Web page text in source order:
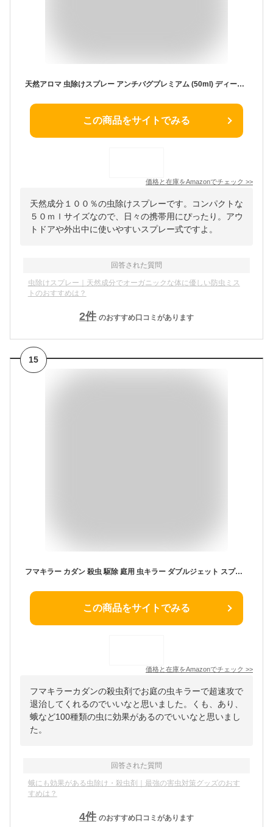
天然アロマ 虫除けスプレー アンチバグプレミアム (50ml) ディート無添加 天然成分100% ハーブ ユーカリ トコジラミ 対策 AROMIC 公式
この商品をサイトでみる
価格と在庫をAmazonでチェック >>
天然成分１００％の虫除けスプレーです。コンパクトな
５０ｍｌサイズなので、日々の携帯用にぴったり。アウ
トドアや外出中に使いやすいスプレー式ですよ。
回答された質問
虫除けスプレー｜天然成分でオーガニックな体に優しい防虫ミス
トのおすすめは？
2件 のおすすめ口コミがあります
15
フマキラー カダン 殺虫 駆除 庭用 虫キラー ダブルジェット スプレー 480ml
この商品をサイトでみる
価格と在庫をAmazonでチェック >>
フマキラーカダンの殺虫剤でお庭の虫キラーで超速攻で
退治してくれるのでいいなと思いました。くも、あり、
蛾など100種類の虫に効果があるのでいいなと思いまし
た。
回答された質問
蛾にも効果がある虫除け・殺虫剤｜最強の害虫対策グッズのおす
すめは？
4件 のおすすめ口コミがあります